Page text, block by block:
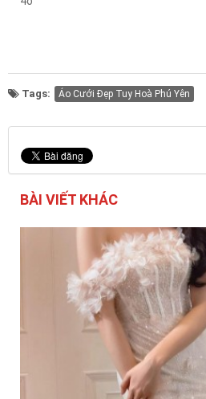
Tags: Áo Cưới Đẹp Tuy Hoà Phú Yên
BÀI VIẾT KHÁC